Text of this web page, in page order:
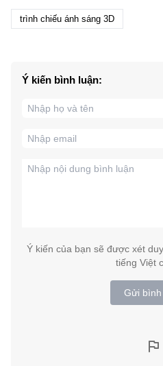
trình chiếu ánh sáng 3D
Ý kiến bình luận:
Ý kiến của bạn sẽ được xét
tiếng Việt
Gửi bình